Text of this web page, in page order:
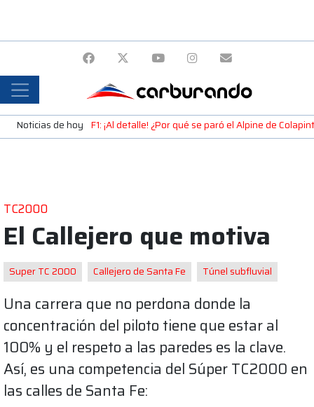
Noticias de hoy F1: ¡Al detalle! ¿Por qué se paró el Alpine de
TC2000
El Callejero que motiva
Super TC 2000 Callejero de Santa Fe Túnel subfluvial
Una carrera que no perdona donde la
concentración del piloto tiene que estar al
100% y el respeto a las paredes es la clave.
Así, es una competencia del Súper TC2000 en
las calles de Santa Fe: